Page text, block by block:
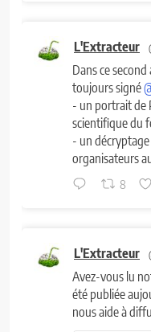
L'Extracteur
Dans ce
toujours signé
- un portrait de
scientifique du
- un
organisateurs
8
L'Extracteur
Avez-vous lu
été publiée
nous aide à